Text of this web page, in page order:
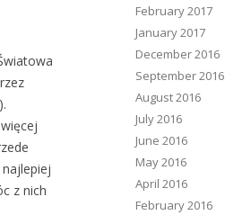
z nich
February 2017
January 2017
December 2016
September 2016
August 2016
July 2016
June 2016
May 2016
April 2016
February 2016